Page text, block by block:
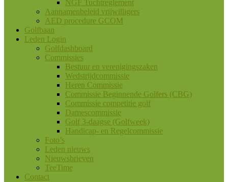
NGF Tuchtreglement
Aannamenbeleid vrijwilligers
AED procedure GCOM
Golfbaan
Leden Login
Golfdashboard
Commissies
Bestuur en verenigingszaken
Wedstrijdcommissie
Heren Commissie
Commissie Beginnende Golfers (CBG)
Commissie competitie golf
Damescommissie
Golf 3-daagse (Golfweek)
Handicap- en Regelcommissie
Foto’s
Leden nieuws
Nieuwsbrieven
TeeTime
Contact